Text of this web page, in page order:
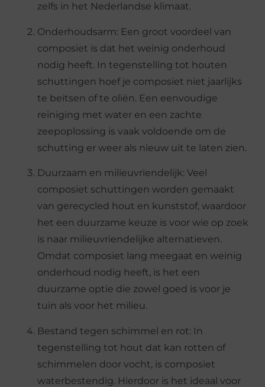
zelfs in het Nederlandse klimaat.
Onderhoudsarm: Een groot voordeel van
composiet is dat het weinig onderhoud
nodig heeft. In tegenstelling tot houten
schuttingen hoef je composiet niet jaarlijks
te beitsen of te oliën. Een eenvoudige
reiniging met water en een zachte
zeepoplossing is vaak voldoende om de
schutting er weer als nieuw uit te laten zien.
Duurzaam en milieuvriendelijk: Veel
composiet schuttingen worden gemaakt
van gerecycled hout en kunststof, waardoor
het een duurzame keuze is voor wie op zoek
is naar milieuvriendelijke alternatieven.
Omdat composiet lang meegaat en weinig
onderhoud nodig heeft, is het een
duurzame optie die zowel goed is voor je
tuin als voor het milieu.
Bestand tegen schimmel en rot: In
tegenstelling tot hout dat kan rotten of
schimmelen door vocht, is composiet
waterbestendig. Hierdoor is het ideaal voor